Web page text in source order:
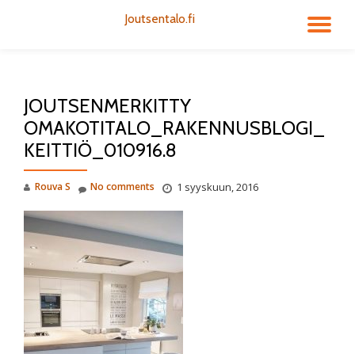
Joutsentalo.fi
JOUTSENMERKITTY
OMAKOTITALO_RAKENNUSBLOGI_
KEITTIÖ_010916.8
Rouva S 1 syyskuun, 2016
No comments